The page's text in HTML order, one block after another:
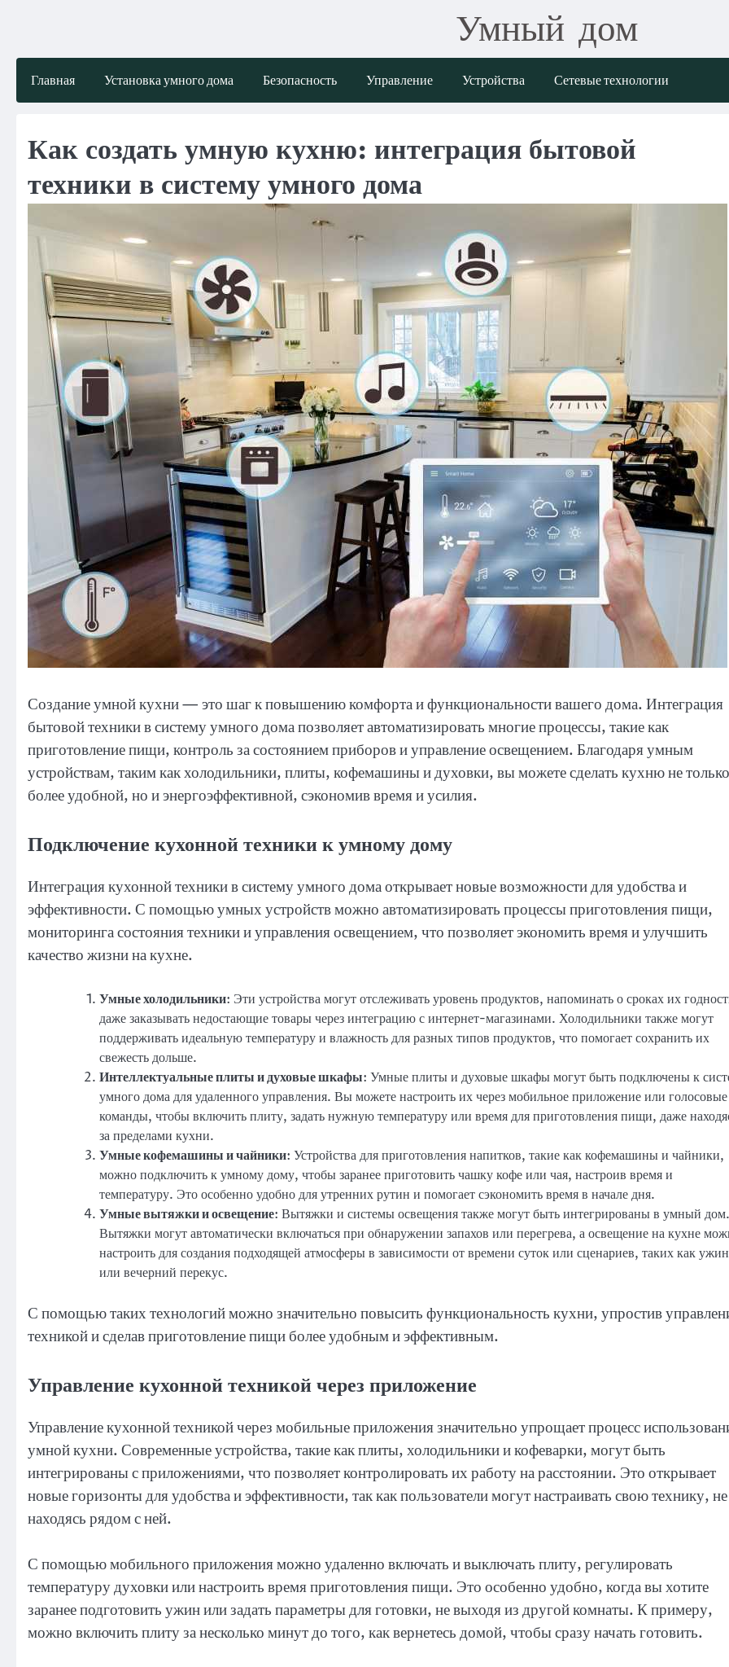
Умный дом
Главная Установка умного дома Безопасность Управление Устройства Сетевые технологии
Как создать умную кухню: интеграция бытовой
техники в систему умного дома
Создание умной кухни — это шаг к повышению комфорта и функциональности вашего дома. Интеграция
бытовой техники в систему умного дома позволяет автоматизировать многие процессы, такие как
приготовление пищи, контроль за состоянием приборов и управление освещением. Благодаря умным
устройствам, таким как холодильники, плиты, кофемашины и духовки, вы можете сделать кухню не только
более удобной, но и энергоэффективной, сэкономив время и усилия.
Подключение кухонной техники к умному дому
Интеграция кухонной техники в систему умного дома открывает новые возможности для удобства и
эффективности. С помощью умных устройств можно автоматизировать процессы приготовления пищи,
мониторинга состояния техники и управления освещением, что позволяет экономить время и улучшить
качество жизни на кухне.
Умные холодильники: Эти устройства могут отслеживать уровень продуктов, напоминать о сроках их
даже заказывать недостающие товары через интеграцию с интернет-магазинами. Холодильники также могут
поддерживать идеальную температуру и влажность для разных типов продуктов, что помогает сохранить их
свежесть дольше.
Интеллектуальные плиты и духовые шкафы: Умные плиты и духовые шкафы могут быть подключены к
умного дома для удаленного управления. Вы можете настроить их через мобильное приложение или голосовые
команды, чтобы включить плиту, задать нужную температуру или время для приготовления пищи, даже
за пределами кухни.
Умные кофемашины и чайники: Устройства для приготовления напитков, такие как кофемашины и чайники,
можно подключить к умному дому, чтобы заранее приготовить чашку кофе или чая, настроив время и
температуру. Это особенно удобно для утренних рутин и помогает сэкономить время в начале дня.
Умные вытяжки и освещение: Вытяжки и системы освещения также могут быть интегрированы в умный дом.
Вытяжки могут автоматически включаться при обнаружении запахов или перегрева, а освещение на кухне
настроить для создания подходящей атмосферы в зависимости от времени суток или сценариев, таких как ужин
или вечерний перекус.
С помощью таких технологий можно значительно повысить функциональность кухни, упростив
техникой и сделав приготовление пищи более удобным и эффективным.
Управление кухонной техникой через приложение
Управление кухонной техникой через мобильные приложения значительно упрощает процесс
умной кухни. Современные устройства, такие как плиты, холодильники и кофеварки, могут быть
интегрированы с приложениями, что позволяет контролировать их работу на расстоянии. Это открывает
новые горизонты для удобства и эффективности, так как пользователи могут настраивать свою технику, не
находясь рядом с ней.
С помощью мобильного приложения можно удаленно включать и выключать плиту, регулировать
температуру духовки или настроить время приготовления пищи. Это особенно удобно, когда вы хотите
заранее подготовить ужин или задать параметры для готовки, не выходя из другой комнаты. К примеру,
можно включить плиту за несколько минут до того, как вернетесь домой, чтобы сразу начать готовить.